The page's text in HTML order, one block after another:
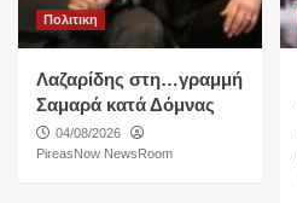
Πολιτικη
Λαζαρίδης στη…γραμμή
Σαμαρά κατά Δόμνας
04/08/2026
PireasNow NewsRoom